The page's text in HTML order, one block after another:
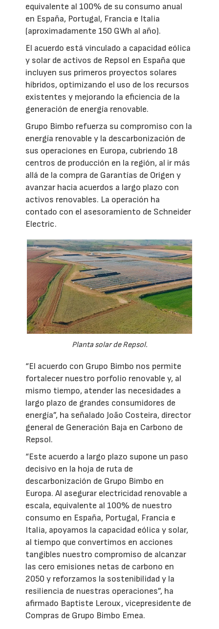
equivalente al 100% de su consumo anual
en España, Portugal, Francia e Italia
(aproximadamente 150 GWh al año).
El acuerdo está vinculado a capacidad eólica
y solar de activos de Repsol en España que
incluyen sus primeros proyectos solares
híbridos, optimizando el uso de los recursos
existentes y mejorando la eficiencia de la
generación de energía renovable.
Grupo Bimbo refuerza su compromiso con la
energía renovable y la descarbonización de
sus operaciones en Europa, cubriendo 18
centros de producción en la región, al ir más
allá de la compra de Garantías de Origen y
avanzar hacia acuerdos a largo plazo con
activos renovables. La operación ha
contado con el asesoramiento de Schneider
Electric.
Planta solar de Repsol.
“El acuerdo con Grupo Bimbo nos permite
fortalecer nuestro porfolio renovable y, al
mismo tiempo, atender las necesidades a
largo plazo de grandes consumidores de
energía”, ha señalado João Costeira, director
general de Generación Baja en Carbono de
Repsol.
“Este acuerdo a largo plazo supone un paso
decisivo en la hoja de ruta de
descarbonización de Grupo Bimbo en
Europa. Al asegurar electricidad renovable a
escala, equivalente al 100% de nuestro
consumo en España, Portugal, Francia e
Italia, apoyamos la capacidad eólica y solar,
al tiempo que convertimos en acciones
tangibles nuestro compromiso de alcanzar
las cero emisiones netas de carbono en
2050 y reforzamos la sostenibilidad y la
resiliencia de nuestras operaciones”, ha
afirmado Baptiste Leroux, vicepresidente de
Compras de Grupo Bimbo Emea.